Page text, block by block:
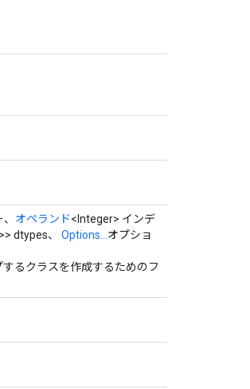
オペランド<Integer> インデ
dtypes、 Options... オプショ
るクラスを作成するためのフ